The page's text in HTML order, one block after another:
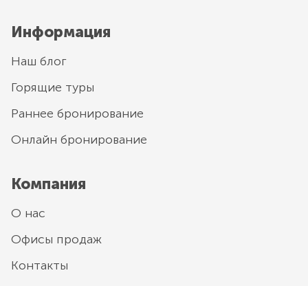
Информация
Наш блог
Горящие туры
Раннее бронирование
Онлайн бронирование
Компания
О нас
Офисы продаж
Контакты